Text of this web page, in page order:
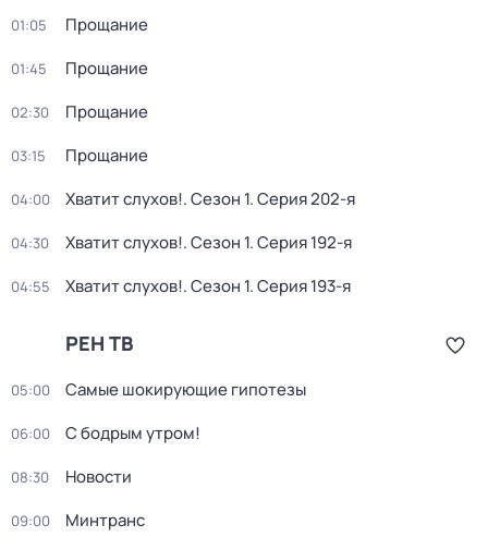
01:05 Прощание
01:45 Прощание
02:30 Прощание
03:15 Прощание
04:00 Хватит слухов!. Сезон 1. Серия 202-я
04:30 Хватит слухов!. Сезон 1. Серия 192-я
04:55 Хватит слухов!. Сезон 1. Серия 193-я
РЕН ТВ
05:00 Самые шoкиpующие гипотезы
06:00 С бодрым утром!
08:30 Новости
09:00 Минтранс